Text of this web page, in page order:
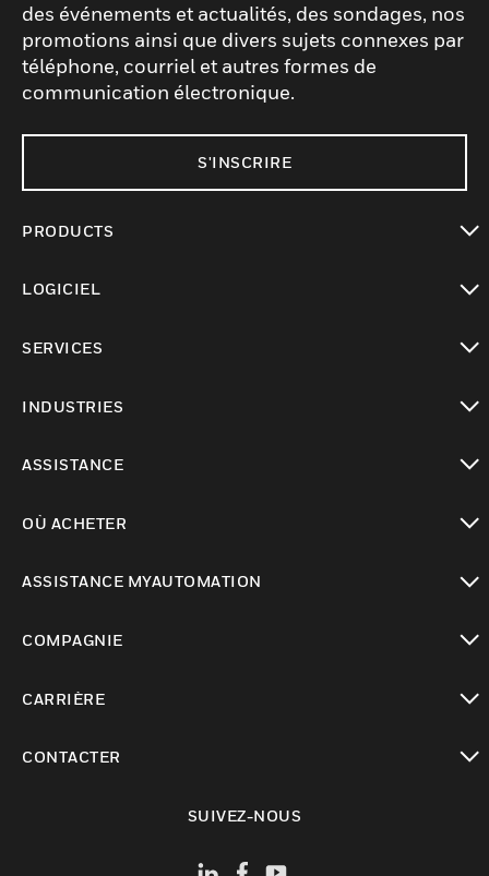
des événements et actualités, des sondages, nos
promotions ainsi que divers sujets connexes par
téléphone, courriel et autres formes de
communication électronique.
S'INSCRIRE
PRODUCTS
LOGICIEL
SERVICES
INDUSTRIES
ASSISTANCE
OÙ ACHETER
ASSISTANCE MYAUTOMATION
COMPAGNIE
CARRIÈRE
CONTACTER
SUIVEZ-NOUS